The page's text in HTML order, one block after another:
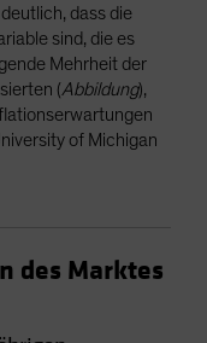
dass die
sind, die es
Mehrheit der
(Abbildung),
of Michigan
des Marktes